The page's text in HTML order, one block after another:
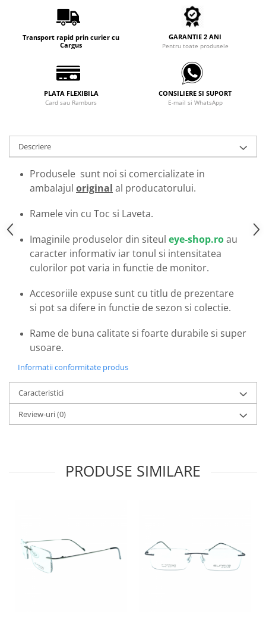
Carbon / Metal
Metal ( Aluminum )
Metal + Plastic
Titan + silicon
Ben.X
Blumarine
Cazal
Converse
Cubista
Diesel
Dunhill
Emporio Armani
Escada
Guess
Hackett London
Hugo Boss
J.F.Rey
Jaguar
Jean Louis Bertier
Just Cavalli
Polaroid
Transport rapid prin curier cu
Cargus
GARANTIE 2 ANI
Pentru toate produsele
PLATA FLEXIBILA
Card sau Ramburs
CONSILIERE SI SUPORT
E-mail si WhatsApp
Descriere
Produsele sunt noi si comercializate in
ambalajul original al producatorului.
Ramele vin cu Toc si Laveta.
Imaginile produselor din siteul eye-shop.roau
caracter informativ iar tonul si intensitatea
culorilor pot varia in functie de monitor.
Accesoriile expuse sunt cu titlu de prezentare
si pot sa difere in functie de sezon si colectie.
Rame de buna calitate si foarte durabile si super
usoare.
Informatii conformitate produs
Caracteristici
Review-uri(0)
PRODUSE SIMILARE